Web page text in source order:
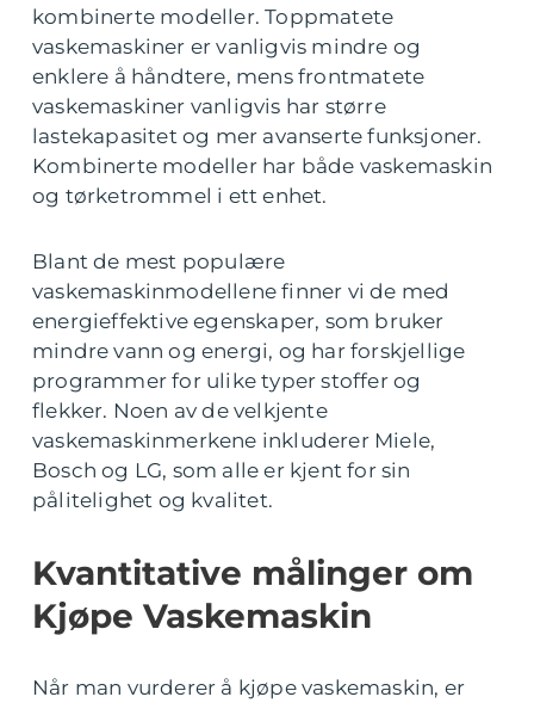
kombinerte modeller. Toppmatete
vaskemaskiner er vanligvis mindre og
enklere å håndtere, mens frontmatete
vaskemaskiner vanligvis har større
lastekapasitet og mer avanserte funksjoner.
Kombinerte modeller har både vaskemaskin
og tørketrommel i ett enhet.
Blant de mest populære
vaskemaskinmodellene finner vi de med
energieffektive egenskaper, som bruker
mindre vann og energi, og har forskjellige
programmer for ulike typer stoffer og
flekker. Noen av de velkjente
vaskemaskinmerkene inkluderer Miele,
Bosch og LG, som alle er kjent for sin
pålitelighet og kvalitet.
Kvantitative målinger om
Kjøpe Vaskemaskin
Når man vurderer å kjøpe vaskemaskin, er